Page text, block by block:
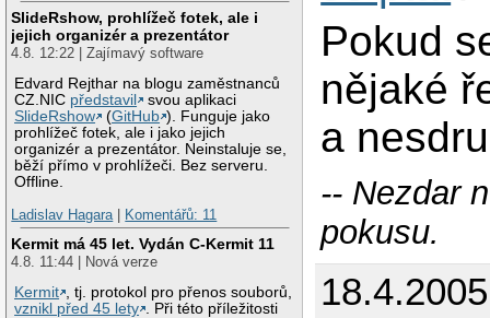
SlideRshow, prohlížeč fotek, ale i
jejich organizér a prezentátor
4.8. 12:22 | Zajímavý software
Edvard Rejthar na blogu zaměstnanců
CZ.NIC představil
svou aplikaci
SlideRshow
(GitHub ). Funguje jako
prohlížeč fotek, ale i jako jejich
organizér a prezentátor. Neinstaluje se,
běží přímo v prohlížeči. Bez serveru.
Offline.
Ladislav Hagara| Komentářů: 11
Kermit má 45 let. Vydán C-Kermit 11
4.8. 11:44 | Nová verze
Kermit , tj. protokol pro přenos souborů,
vznikl před 45 lety . Při této příležitosti
Pokud
nějaké
a
-- Nezdar
pokusu.